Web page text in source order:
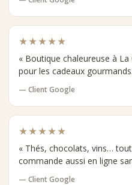
★★★★★
« Boutique chaleureuse à
pour les cadeaux
— Client Google
★★★★★
« Thés, chocolats, vins…
commande aussi en ligne
— Client Google